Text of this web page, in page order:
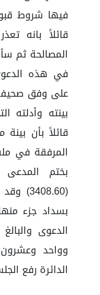
فيها شروط
قائلاً بانه
المصالحة ثم
في هذه
على وفق صحيفة
بينته وأدلته
قائلاً بأن
بختم المدعى
بسداد جزء
وواحد
الدائرة رفع